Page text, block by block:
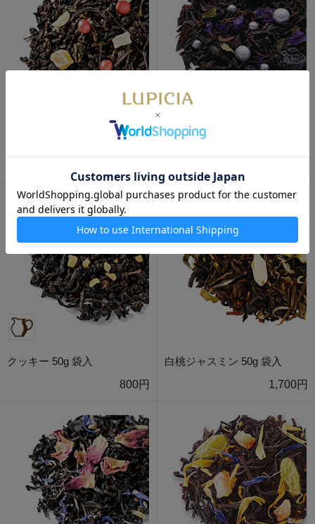
カシスブルーベリー 50g 袋入
クッキー 50g 袋入
800円
白桃ジャスミン 50g 袋入
1,700円